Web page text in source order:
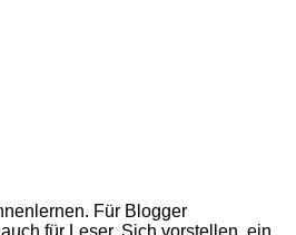
Für Blogger
für Leser. Sich vorstellen, ein